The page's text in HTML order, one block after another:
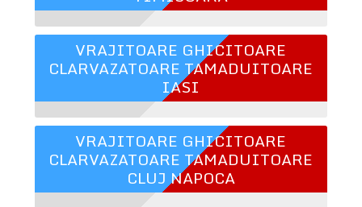
VRAJITOARE GHICITOARE
CLARVAZATOARE TAMADUITOARE
IASI
VRAJITOARE GHICITOARE
CLARVAZATOARE TAMADUITOARE
CLUJ NAPOCA